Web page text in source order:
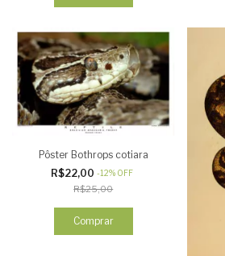
Pôster Bothrops cotiara
R$22,00 -12% OFF
R$25,00
Comprar